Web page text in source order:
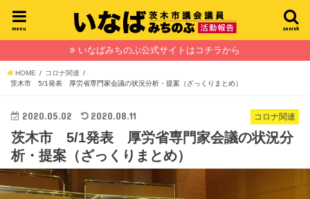
search
menu
いなばみちのぶ公式サイトはコチラから
HOME
コロナ関連
茨木市 5/1発表 厚労省専門家会議の状況分析・提案（ざっくりまとめ）
コロナ関連
2020.05.02 2020.08.11
茨木市 5/1発表 厚労省専門家会議の状況分
析・提案（ざっくりまとめ）